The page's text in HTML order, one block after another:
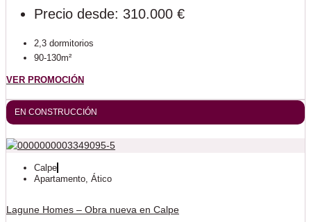
Precio desde: 310.000 €
2,3 dormitorios
90-130m²
VER PROMOCIÓN
EN CONSTRUCCIÓN
Calpe
Apartamento Ático
Lagune Homes – Obra nueva en Calpe